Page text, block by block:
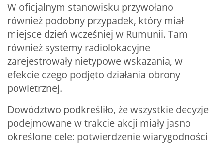
W oficjalnym stanowisku przywołano
również podobny przypadek, który miał
miejsce dzień wcześniej w Rumunii. Tam
również systemy radiolokacyjne
zarejestrowały nietypowe wskazania, w
efekcie czego podjęto działania obrony
powietrznej.
Dowództwo podkreśliło, że wszystkie decyzje
podejmowane w trakcie akcji miały jasno
określone cele: potwierdzenie wiarygodności